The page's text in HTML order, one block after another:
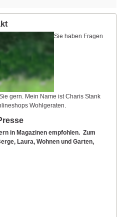
Sie haben Fragen
gern. Mein Name ist Charis Stank
Wohlgeraten.
in Magazinen empfohlen. Zum
Laura, Wohnen und Garten,